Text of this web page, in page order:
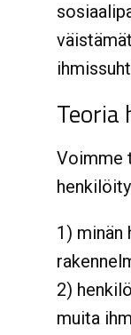
Teoria
Voimme
1) minän
2)
muita